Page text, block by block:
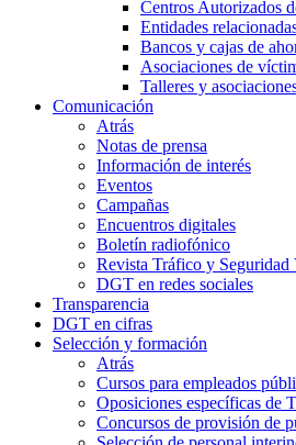
Centros Autorizados
Entidades
Bancos y cajas de
Asociaciones de
Talleres y
Comunicación
Atrás
Notas de prensa
Información de interés
Eventos
Campañas
Encuentros digitales
Boletín radiofónico
Revista Tráfico y Seguridad
DGT en redes sociales
Transparencia
DGT en cifras
Selección y formación
Atrás
Cursos para empleados
Oposiciones específicas de
Concursos de provisión de